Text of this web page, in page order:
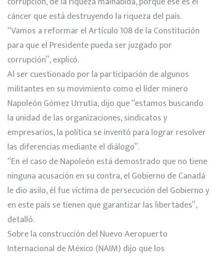
cáncer que está destruyendo la riqueza del país.
“Vamos a reformar el Artículo 108 de la Constitución
para que el Presidente pueda ser juzgado por
corrupción”, explicó.
Al ser cuestionado por la participación de algunos
militantes en su movimiento como el líder minero
Napoleón Gómez Urrutia, dijo que “estamos buscando
la unidad de las organizaciones, sindicatos y
empresarios, la política se inventó para lograr resolver
las diferencias mediante el diálogo”.
“En el caso de Napoleón está demostrado que no tiene
ninguna acusación en su contra, el Gobierno de Canadá
le dio asilo, él fue víctima de persecución del Gobierno y
en este país se tienen que garantizar las libertades”,
detalló.
Sobre la construcción del Nuevo Aeropuerto
Internacional de México (NAIM) dijo que los